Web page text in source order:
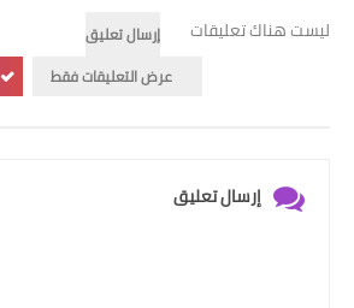
ليست هناك تعليقات
إرسال تعليق
عرض التعليقات فقط
إرسال تعليق